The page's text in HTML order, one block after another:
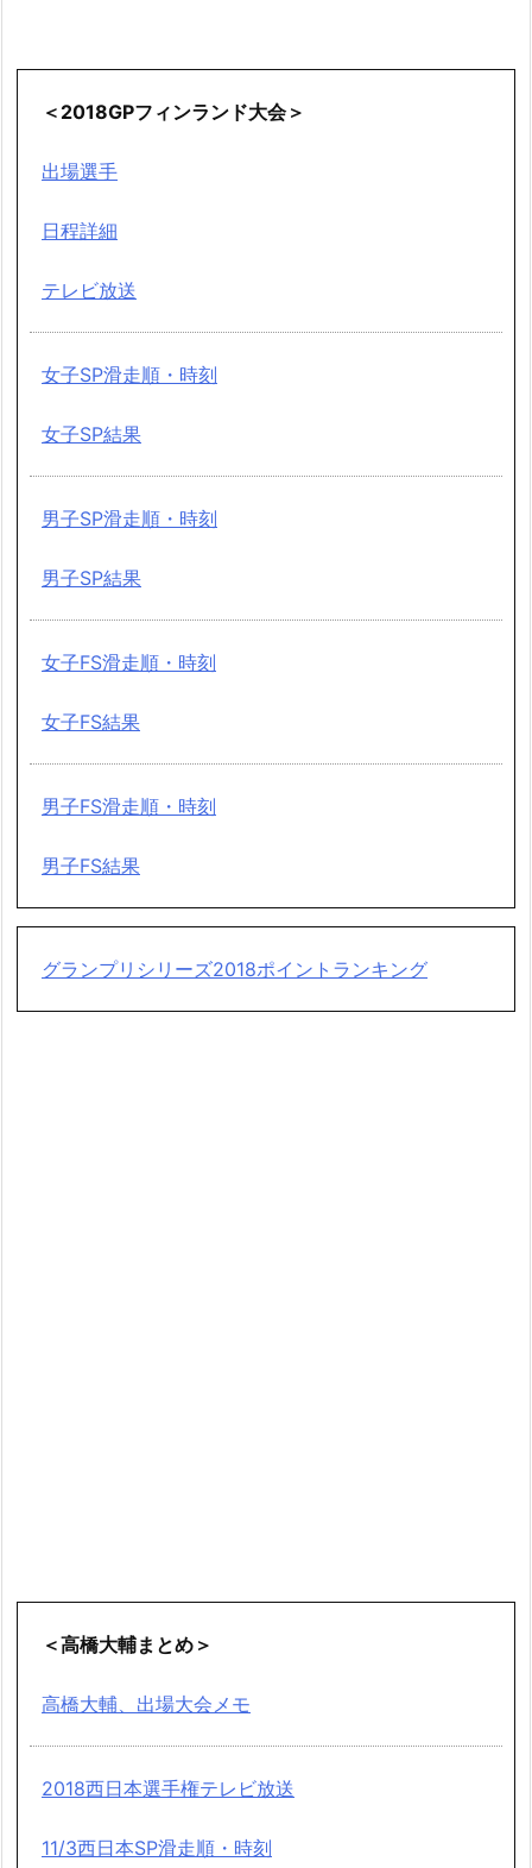
＜2018GPフィンランド大会＞
出場選手
日程詳細
テレビ放送
女子SP滑走順・時刻
女子SP結果
男子SP滑走順・時刻
男子SP結果
女子FS滑走順・時刻
女子FS結果
男子FS滑走順・時刻
男子FS結果
グランプリシリーズ2018ポイントランキング
＜高橋大輔まとめ＞
高橋大輔、出場大会メモ
2018西日本選手権テレビ放送
11/3西日本SP滑走順・時刻